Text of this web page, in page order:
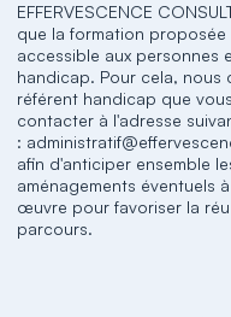
EFFERVESCENCE
que la formation proposée
accessible aux personnes
handicap. Pour cela, nous
référent handicap que
contacter à l'adresse
:
afin d'anticiper ensemble
aménagements éventuels
œuvre pour favoriser la
parcours.​